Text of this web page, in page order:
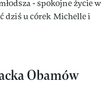
- spokojne życie w
dziś u córek Michelle i
Obamów